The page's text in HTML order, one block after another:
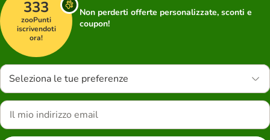
333
zooPunti
iscrivendoti
ora!
Non perderti offerte personalizzate, sconti e
coupon!
Seleziona le tue preferenze